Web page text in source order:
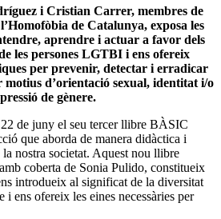
i Cristian Carrer, membres de
de Catalunya, exposa les
aprendre i actuar a favor dels
les persones LGTBI i ens ofereix
per prevenir, detectar i erradicar
motius d’orientació sexual, identitat i/o
de gènere.
de juny el seu tercer llibre BÀSIC
que aborda de manera didàctica i
la nostra societat. Aquest nou llibre
coberta de Sonia Pulido, constitueix
introdueix al significat de la diversitat
i ens ofereix les eines necessàries per